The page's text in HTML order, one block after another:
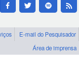
E-mail do Pesquisador
Área de imprensa